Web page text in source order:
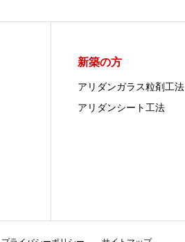
新築の方
アリダンガラス粒剤工法
アリダンシート工法